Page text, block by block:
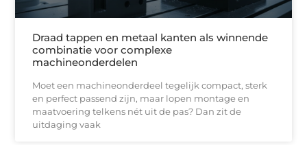
Draad tappen en metaal kanten als winnende
combinatie voor complexe
machineonderdelen
Moet een machineonderdeel tegelijk compact, sterk
en perfect passend zijn, maar lopen montage en
maatvoering telkens nét uit de pas? Dan zit de
uitdaging vaak